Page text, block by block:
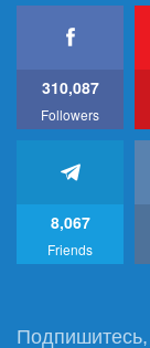
310,087
Followers
8,067
Friends